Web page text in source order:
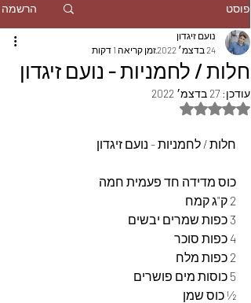
פוסט הרשמה
חלות / לחמניות - נועם זיגדון
נועם זיגדון
24 בדצמ׳ 2022
זמן קריאה 1 דקות
עודכן: 27 בדצמ׳ 2022
דירוג של NaN מתוך 5 כוכבים
חלות / לחמניות - נועם זיגדון
כוס מדידה חד פעמית חמה
2 ק"ג קמח
3 כפות שמרים יבשים
4 כפות סוכר
2 כפות מלח
5 כוסות מים פושרים
½ כוס שמן